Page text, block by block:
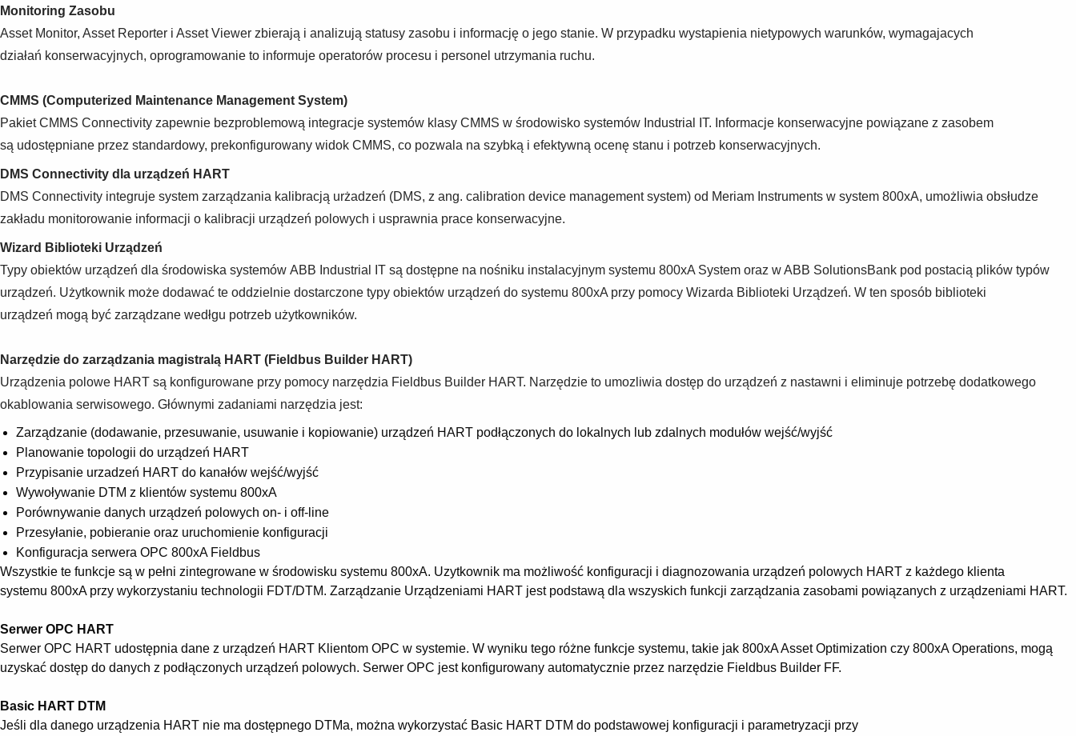
Monitoring Zasobu
Asset Monitor, Asset Reporter i Asset Viewer zbierają i analizują statusy zasobu i informację o jego stanie. W przypadku wystapienia nietypowych warunków, wymagajacych
działań konserwacyjnych, oprogramowanie to informuje operatorów procesu i personel utrzymania ruchu.
CMMS (Computerized Maintenance Management System)
Pakiet CMMS Connectivity zapewnie bezproblemową integracje systemów klasy CMMS w środowisko systemów Industrial IT. Informacje konserwacyjne powiązane z zasobem
są udostępniane przez standardowy, prekonfigurowany widok CMMS, co pozwala na szybką i efektywną ocenę stanu i potrzeb konserwacyjnych.
DMS Connectivity dla urządzeń HART
DMS Connectivity integruje system zarządzania kalibracją urżadzeń (DMS, z ang. calibration device management system) od Meriam Instruments w system 800xA, umożliwia obsłudze
zakładu monitorowanie informacji o kalibracji urządzeń polowych i usprawnia prace konserwacyjne.
Wizard Biblioteki Urządzeń
Typy obiektów urządzeń dla środowiska systemów ABB Industrial IT są dostępne na nośniku instalacyjnym systemu 800xA System oraz w ABB SolutionsBank pod postacią plików typów
urządzeń. Użytkownik może dodawać te oddzielnie dostarczone typy obiektów urządzeń do systemu 800xA przy pomocy Wizarda Biblioteki Urządzeń. W ten sposób biblioteki
urządzeń mogą być zarządzane wedłgu potrzeb użytkowników.
Narzędzie do zarządzania magistralą HART (Fieldbus Builder HART)
Urządzenia polowe HART są konfigurowane przy pomocy narzędzia Fieldbus Builder HART. Narzędzie to umozliwia dostęp do urządzeń z nastawni i eliminuje potrzebę dodatkowego
okablowania serwisowego. Głównymi zadaniami narzędzia jest:
Zarządzanie (dodawanie, przesuwanie, usuwanie i kopiowanie) urządzeń HART podłączonych do lokalnych lub zdalnych modułów wejść/wyjść
Planowanie topologii do urządzeń HART
Przypisanie urzadzeń HART do kanałów wejść/wyjść
Wywoływanie DTM z klientów systemu 800xA
Porównywanie danych urządzeń polowych on- i off-line
Przesyłanie, pobieranie oraz uruchomienie konfiguracji
Konfiguracja serwera OPC 800xA Fieldbus
Wszystkie te funkcje są w pełni zintegrowane w środowisku systemu 800xA. Uzytkownik ma możliwość konfiguracji i diagnozowania urządzeń polowych HART z każdego klienta
systemu 800xA przy wykorzystaniu technologii FDT/DTM. Zarządzanie Urządzeniami HART jest podstawą dla wszyskich funkcji zarządzania zasobami powiązanych z urządzeniami HART.
Serwer OPC HART
Serwer OPC HART udostępnia dane z urządzeń HART Klientom OPC w systemie. W wyniku tego różne funkcje systemu, takie jak 800xA Asset Optimization czy 800xA Operations, mogą
uzyskać dostęp do danych z podłączonych urządzeń polowych. Serwer OPC jest konfigurowany automatycznie przez narzędzie Fieldbus Builder FF.
Basic HART DTM
Jeśli dla danego urządzenia HART nie ma dostępnego DTMa, można wykorzystać Basic HART DTM do podstawowej konfiguracji i parametryzacji przy